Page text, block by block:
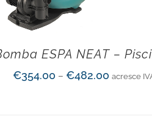
ESPA NEAT –
€354.00 –€482.00 acresce